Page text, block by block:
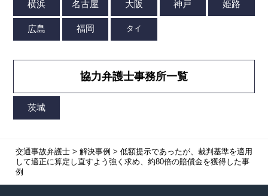
協力弁護士事務所一覧
交通事故弁護士> 解決事例 > 低額提示であったが、裁判基準を適用
して適正に算定し直すよう強く求め、約80倍の賠償金を獲得した事
例